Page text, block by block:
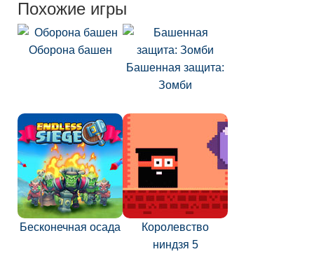
Похожие игры
Оборона башен
Башенная защита:
Зомби
Бесконечная осада
Королевство
ниндзя 5